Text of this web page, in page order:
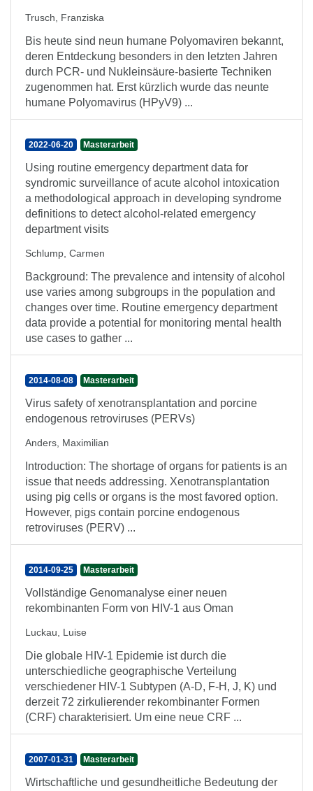
Trusch, Franziska
Bis heute sind neun humane Polyomaviren bekannt,
deren Entdeckung besonders in den letzten Jahren
durch PCR- und Nukleinsäure-basierte Techniken
zugenommen hat. Erst kürzlich wurde das neunte
humane Polyomavirus (HPyV9) ...
2022-06-20 Masterarbeit
Using routine emergency department data for
syndromic surveillance of acute alcohol intoxication
a methodological approach in developing syndrome
definitions to detect alcohol-related emergency
department visits
Schlump, Carmen
Background: The prevalence and intensity of alcohol
use varies among subgroups in the population and
changes over time. Routine emergency department
data provide a potential for monitoring mental health
use cases to gather ...
2014-08-08 Masterarbeit
Virus safety of xenotransplantation and porcine
endogenous retroviruses (PERVs)
Anders, Maximilian
Introduction: The shortage of organs for patients is an
issue that needs addressing. Xenotransplantation
using pig cells or organs is the most favored option.
However, pigs contain porcine endogenous
retroviruses (PERV) ...
2014-09-25 Masterarbeit
Vollständige Genomanalyse einer neuen
rekombinanten Form von HIV-1 aus Oman
Luckau, Luise
Die globale HIV-1 Epidemie ist durch die
unterschiedliche geographische Verteilung
verschiedener HIV-1 Subtypen (A-D, F-H, J, K) und
derzeit 72 zirkulierender rekombinanter Formen
(CRF) charakterisiert. Um eine neue CRF ...
2007-01-31 Masterarbeit
Wirtschaftliche und gesundheitliche Bedeutung der